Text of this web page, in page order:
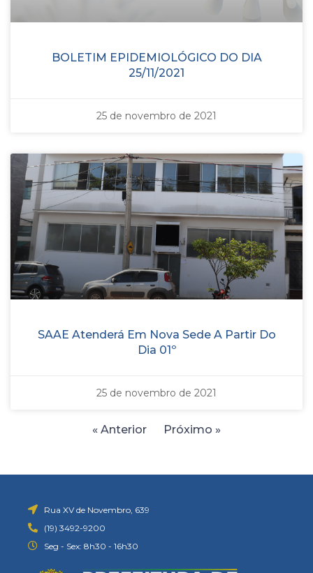
BOLETIM EPIDEMIOLÓGICO DO DIA
25/11/2021
25 de novembro de 2021
SAAE Atenderá Em Nova Sede A Partir Do
Dia 01º
25 de novembro de 2021
« Anterior Próximo »
Rua XV de Novembro, 639
(19) 3492-9200
Seg - Sex: 8h30 - 16h30